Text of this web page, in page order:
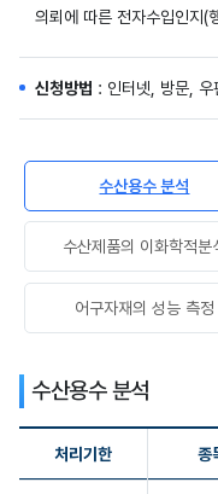
의뢰에 따른 전자수입인지(
신청방법 : 인터넷, 방문, 우
수산용수 분석
수산제품의 이화학적분
어구자재의 성능 측정
수산용수 분석
처리기한 종